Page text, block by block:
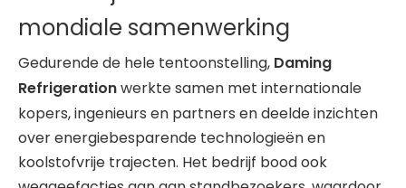
mondiale samenwerking
Gedurende de hele tentoonstelling, Daming
Refrigerationwerkte samen met internationale
kopers, ingenieurs en partners en deelde inzichten
over energiebesparende technologieën en
koolstofvrije trajecten. Het bedrijf bood ook